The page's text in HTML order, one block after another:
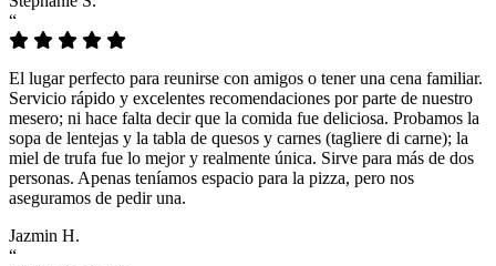
“
El lugar perfecto para reunirse con amigos o tener una cena familiar.
Servicio rápido y excelentes recomendaciones por parte de nuestro
mesero; ni hace falta decir que la comida fue deliciosa. Probamos la
sopa de lentejas y la tabla de quesos y carnes (tagliere di carne); la
miel de trufa fue lo mejor y realmente única. Sirve para más de dos
personas. Apenas teníamos espacio para la pizza, pero nos
aseguramos de pedir una.
Jazmin H.
“